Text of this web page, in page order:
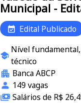
Municipal -
Edital Publicado
Nível
técnico
Banca ABCP
149 vagas
Salários de R$